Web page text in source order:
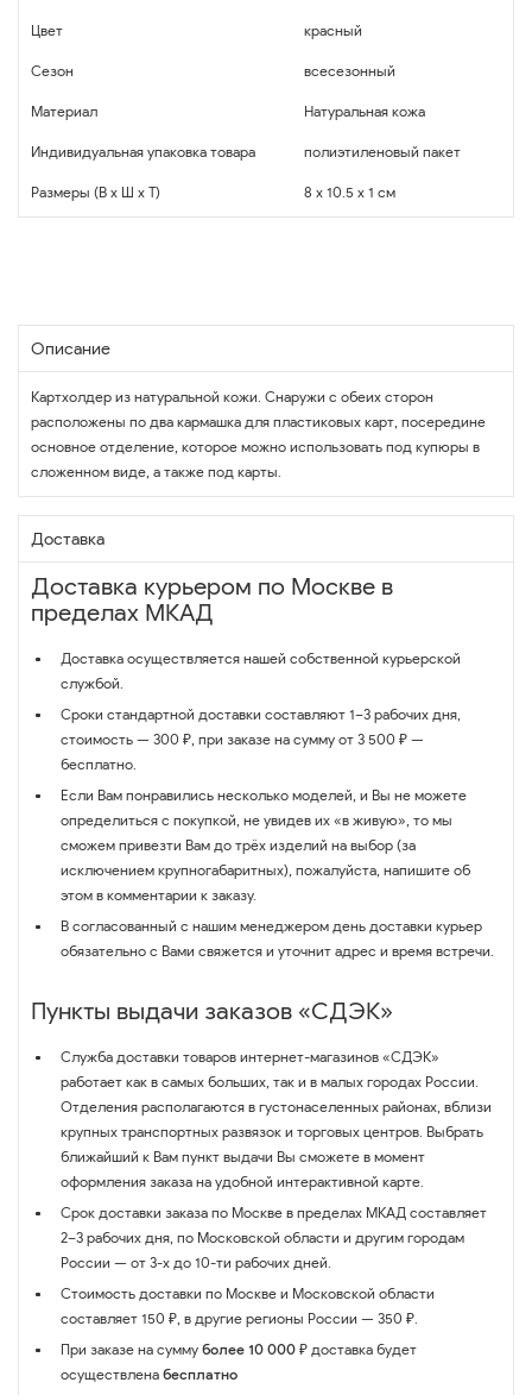
Цвет красный
Сезон всесезонный
Материал Натуральная кожа
Индивидуальная упаковка товара полиэтиленовый пакет
Размеры (В x Ш x Т) 8 x 10.5 x 1 см
Описание
Картхолдер из натуральной кожи. Снаружи с обеих сторон
расположены по два кармашка для пластиковых карт, посередине
основное отделение, которое можно использовать под купюры в
сложенном виде, а также под карты.
Доставка
Доставка курьером по Москве в
пределах МКАД
Доставка осуществляется нашей собственной курьерской
службой.
Сроки стандартной доставки составляют 1–3 рабочих дня,
стоимость — 300 ₽, при заказе на сумму от 3 500 ₽ —
бесплатно.
Если Вам понравились несколько моделей, и Вы не можете
определиться с покупкой, не увидев их «в живую», то мы
сможем привезти Вам до трёх изделий на выбор (за
исключением крупногабаритных), пожалуйста, напишите об
этом в комментарии к заказу.
В согласованный с нашим менеджером день доставки курьер
обязательно с Вами свяжется и уточнит адрес и время встречи.
Пункты выдачи заказов «СДЭК»
Служба доставки товаров интернет-магазинов «СДЭК»
работает как в самых больших, так и в малых городах России.
Отделения располагаются в густонаселенных районах, вблизи
крупных транспортных развязок и торговых центров. Выбрать
ближайший к Вам пункт выдачи Вы сможете в момент
оформления заказа на удобной интерактивной карте.
Срок доставки заказа по Москве в пределах МКАД составляет
2–3 рабочих дня, по Московской области и другим городам
России — от 3-х до 10-ти рабочих дней.
Стоимость доставки по Москве и Московской области
составляет 150 ₽, в другие регионы России — 350 ₽.
При заказе на сумму более 10 000 ₽ доставка будет
осуществлена бесплатно